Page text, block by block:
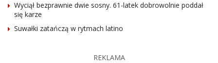
Wyciął bezprawnie dwie sosny. 61-latek dobrowolnie poddał
się karze
Suwałki zatańczą w rytmach latino
REKLAMA